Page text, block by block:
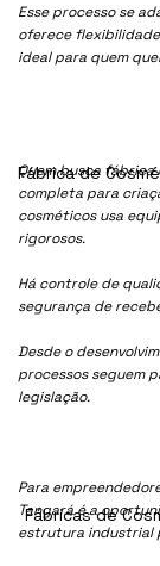
Esse processo se
oferece
ideal para quem
Quem busca fábrica
completa para
cosméticos usa
rigorosos.
Há controle de
segurança de
Desde o
processos seguem
legislação.
Para
Tangará é a
estrutura industrial
Fábrica de
Fábricas de